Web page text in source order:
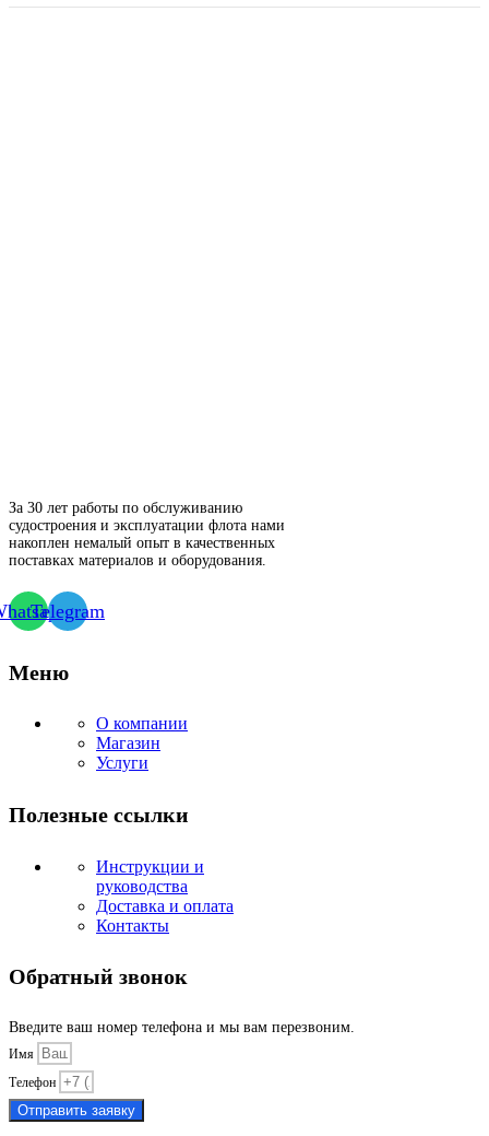
За 30 лет работы по обслуживанию
судостроения и эксплуатации флота нами
накоплен немалый опыт в качественных
поставках материалов и оборудования.
Telegram
Меню
О компании
Магазин
Услуги
Полезные ссылки
Инструкции и
руководства
Доставка и оплата
Контакты
Обратный звонок
Введите ваш номер телефона и мы вам перезвоним.
Имя
Телефон
Отправить заявку